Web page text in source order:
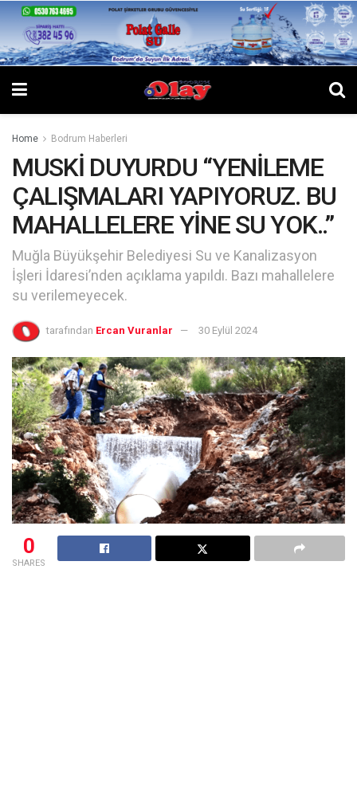
Home Bodrum Haberleri
MUSKİ DUYURDU “YENİLEME
ÇALIŞMALARI YAPIYORUZ. BU
MAHALLELERE YİNE SU YOK..”
Muğla Büyükşehir Belediyesi Su ve Kanalizasyon
İşleri İdaresi’nden açıklama yapıldı. Bazı mahallelere
su verilemeyecek.
tarafından Ercan Vuranlar 30 Eylül 2024
0
SHARES